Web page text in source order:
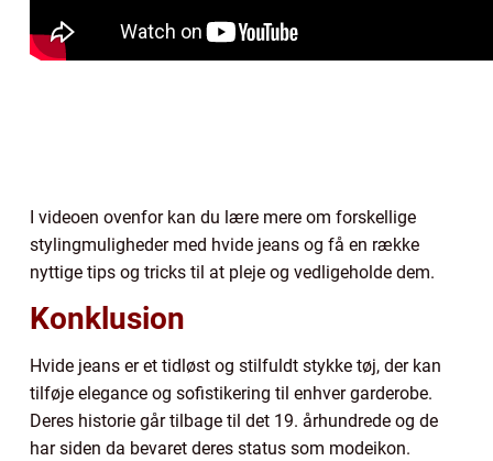
I videoen ovenfor kan du lære mere om forskellige
stylingmuligheder med hvide jeans og få en række
nyttige tips og tricks til at pleje og vedligeholde dem.
Konklusion
Hvide jeans er et tidløst og stilfuldt stykke tøj, der kan
tilføje elegance og sofistikering til enhver garderobe.
Deres historie går tilbage til det 19. århundrede og de
har siden da bevaret deres status som modeikon.